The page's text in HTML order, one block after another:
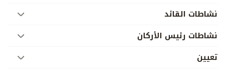
نشاطات القائد
نشاطات رئيس الأركان
تعيين